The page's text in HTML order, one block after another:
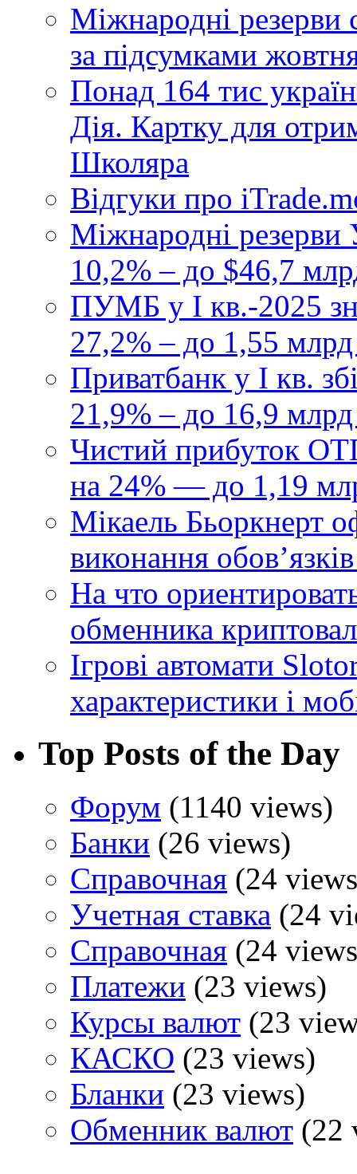
Міжнародні
за підсумками
Понад 164 тис
Дія. Картку для
Школяра
Відгуки про
Міжнародні резерви
10,2% – до $46,7
ПУМБ у I кв.-2025
27,2% – до 1,55
Приватбанк у І кв.
21,9% – до 16,9
Чистий прибуток
на 24% — до 1,19
Мікаель Бьоркнерт
виконання
На что
обменника
Ігрові автомати
характеристики і
Top Posts of the Day
Форум (1140 views)
Банки (26 views)
Справочная (24
Учетная ставка (24
Справочная (24
Платежи (23 views)
Курсы валют (23
КАСКО (23 views)
Бланки (23 views)
Обменник валют (22